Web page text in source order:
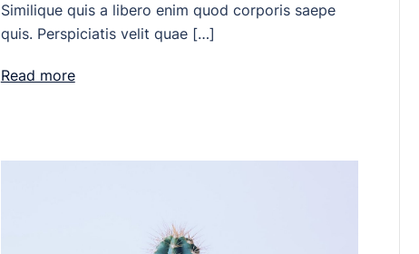
Similique quis a libero enim quod corporis saepe
quis. Perspiciatis velit quae […]
Read more